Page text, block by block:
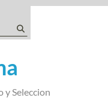
y Seleccion